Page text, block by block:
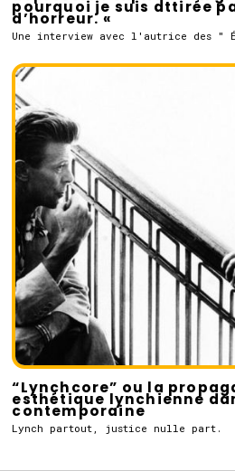
pourquoi je suis attirée
d’horreur. «
Une interview avec l'autrice des "
“Lynchcore” ou la
esthétique lynchienne
contemporaine
Lynch partout, justice nulle part.